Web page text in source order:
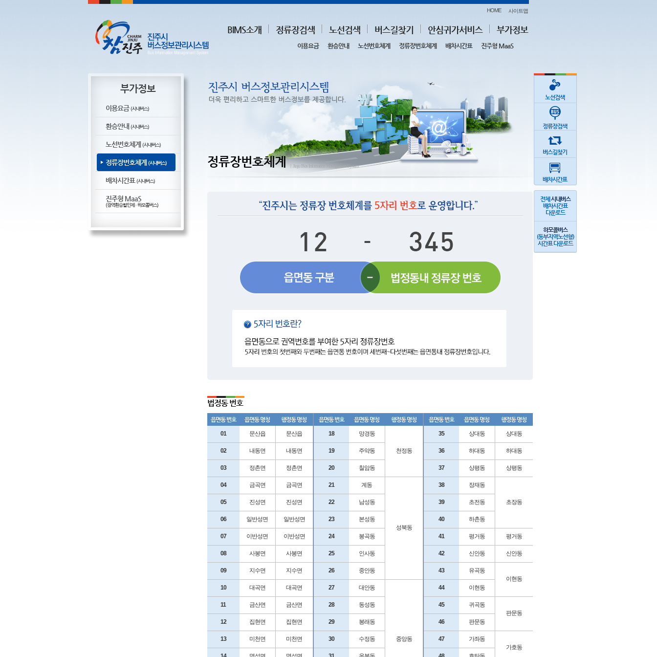
HOME 사이트맵
BIMS소개 정류장검색 노선검색 버스길찾기 안심귀가서비스 부가정보
이용요금 환승안내 노선번호체계 정류장번호체계 배차시간표 진주형 MaaS
부가정보
이용요금(시내버스)
환승안내 (시내버스)
노선번호체계 (시내버스)
정류장번호체계 (시내버스)
배차시간표 (시내버스)
진주형 MaaS
(광역환승할인제 · 하모콜버스)
정류장번호체계 ㅣJinju Bus Infomation Management System
법정동 번호
읍면동 번호 읍면동 명칭 행정동 명칭 읍면동 번호 읍면동 명칭 행정동 명칭 읍면동 번호 읍면동 명칭 행정동 명칭
01 문산읍 문산읍 18 망경동
천정동
35 상대동 상대동
02 내동면 내동면 19 주약동 36 하대동 하대동
03 정촌면 정촌면 20 칠암동 37 상평동 상평동
04 금곡면 금곡면 21 계동
성북동
38 장재동
초장동
05 진성면 진성면 22 남성동 39 초전동
06 일반성면 일반성면 23 본성동 40 하촌동
07 이반성면 이반성면 24 봉곡동 41 평거동 평거동
08 사봉면 사봉면 25 인사동 42 신안동 신안동
09 지수면 지수면 26 중안동 43
유곡동
이현동
10
대곡면 대곡면 27 대안동
중앙동
44 이현동
11 금산면 금산면 28 동성동 45
귀곡동
판문동
12
집현면 집현면 29 봉래동 46 판문동
13 미천면 미천면 30 수정동 47
가좌동
가호동
노선검색
정류장검색
버스길찾기
배차시간표
전체 시내버스
배차시간표
다운로드
하모콜버스
(동부지역노선형)
시간표 다운로드